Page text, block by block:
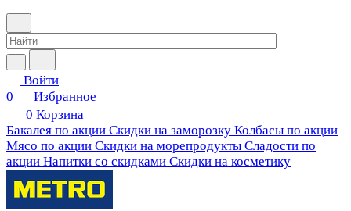
Войти
0
Избранное
0 Корзина
Бакалея по акции Скидки на заморозку Колбасы по акции
Мясо по акции Скидки на морепродукты Сладости по
акции Напитки со скидками Скидки на косметику